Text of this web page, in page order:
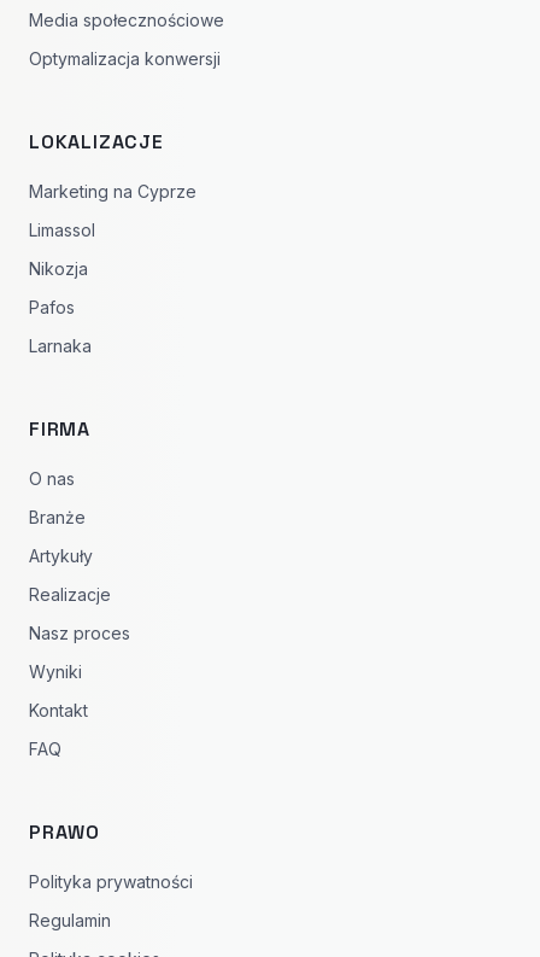
Media społecznościowe
Optymalizacja konwersji
LOKALIZACJE
Marketing na Cyprze
Limassol
Nikozja
Pafos
Larnaka
FIRMA
O nas
Branże
Artykuły
Realizacje
Nasz proces
Wyniki
Kontakt
FAQ
PRAWO
Polityka prywatności
Regulamin